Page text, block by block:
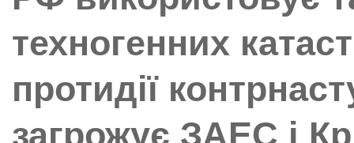
o
k
техногенних
протидії